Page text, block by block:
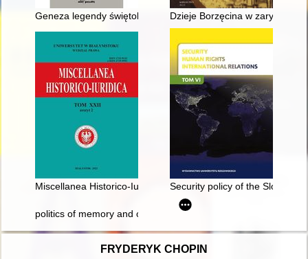
Geneza legendy świętokrzyskiej : uwagi do prac profesora
Dzieje Borzęcina w zarysie (do
Miscellanea Historico-Iuridica. T. 22, z. 2 (2023), W stulecie
Security policy of the Slovak
politics of memory and culture
FRYDERYK CHOPIN